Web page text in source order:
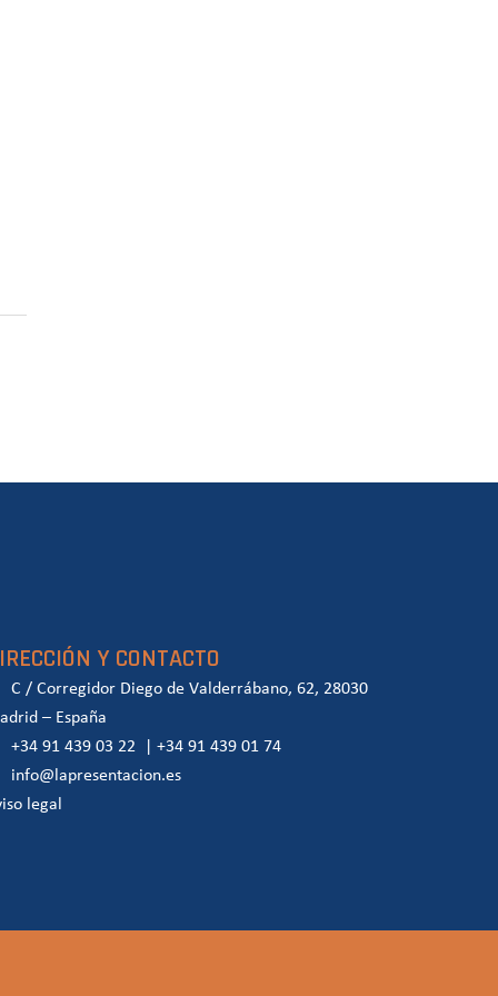
Y CONTACTO
C / Corregidor Diego de Valderrábano, 62, 28030
– España
+34 91 439 03 22
+34 91 439 01 74
info@lapresentacion.es
legal